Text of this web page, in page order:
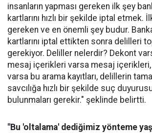
insanların yapması gereken ilk şey
kartlarını hızlı bir şekilde iptal etmek.
gereken ve en önemli şey budur.
kartlarını iptal ettikten sonra delilleri
gerekiyor. Deliller nelerdir? Dekont
mesaj içerikleri varsa mesaj içerikleri,
varsa bu arama kayıtları, delillerin
savcılığa hızlı bir şekilde suç
bulunmaları gerekir." şeklinde belirtti.
"Bu 'oltalama' dediğimiz yönteme